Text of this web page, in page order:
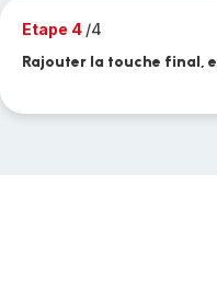
Etape 4 /4
Rajouter la touche final,